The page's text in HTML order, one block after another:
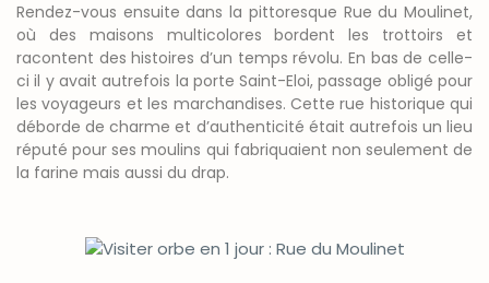
Rendez-vous ensuite dans la pittoresque Rue du Moulinet,
où des maisons multicolores bordent les trottoirs et
racontent des histoires d’un temps révolu. En bas de celle-
ci il y avait autrefois la porte Saint-Eloi, passage obligé pour
les voyageurs et les marchandises. Cette rue historique qui
déborde de charme et d’authenticité était autrefois un lieu
réputé pour ses moulins qui fabriquaient non seulement de
la farine mais aussi du drap.